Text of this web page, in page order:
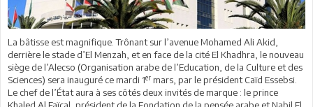
La bâtisse est magnifique. Trônant sur l’avenue Mohamed Ali Akid,
derrière le stade d’El Menzah, et en face de la cité El Khadhra, le nouveau
siège del’Alecso (Organisation arabe de l’Education, de la Culture et des
Sciences) sera inauguré ce mardi 1er mars, par le président Caïd Essebsi.
Le chef de l’État aura à ses côtés deux invités de marque : le prince